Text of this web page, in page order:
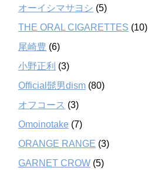
オーイシマサヨシ (5)
THE ORAL CIGARETTES (10)
尾崎豊 (6)
小野正利 (3)
Official髭男dism (80)
オフコース (3)
Omoinotake (7)
ORANGE RANGE (3)
GARNET CROW (5)